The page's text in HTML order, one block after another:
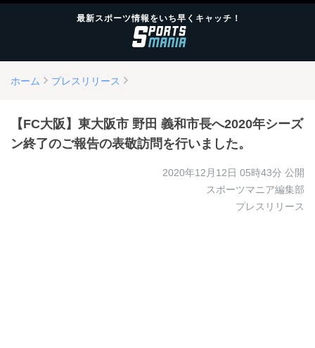
最新スポーツ情報をいち早くキャッチ！
ホーム プレスリリース
【FC大阪】東大阪市 野田 義和市長へ2020年シーズ
ン終了のご報告の表敬訪問を行いました。
2020年12月12日 05時43分 公開
スポーツマニア編集部
プレスリリース